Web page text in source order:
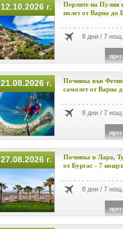
12.10.2026 г.
Перлите на Пулия
полет от Варна до
8 дни / 7 нощ.
21.08.2026 г.
Почивка във
самолет от Варна
8 дни / 7 нощ.
27.08.2026 г.
Почивка в Лара,
от Бургас - 7
8 дни / 7 нощ.